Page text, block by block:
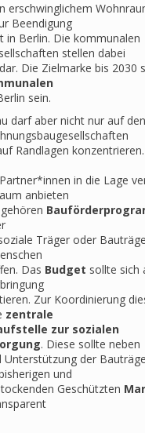
erschwinglichem
Beendigung
in Berlin. Die kommunalen
stellen dabei
Die Zielmarke bis 2030
sein.
darf aber nicht nur auf
Randlagen
in die Lage
anbieten
Träger oder
Das Budget sollte sich
Zur Koordinierung
zentrale
zur sozialen
. Diese sollte neben
Unterstützung der
und
Geschützten